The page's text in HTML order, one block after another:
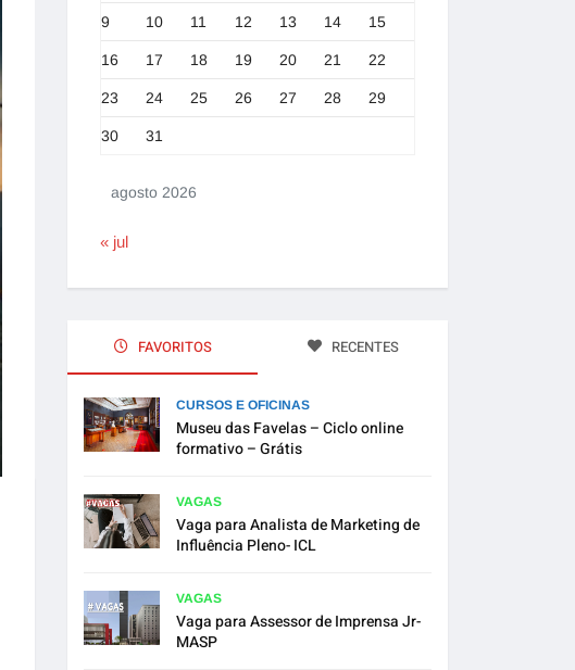
agosto 2026
9 10 11 12 13 14 15
16 17 18 19 20 21 22
23 24 25 26 27 28 29
30 31
« jul
FAVORITOS RECENTES
CURSOS E OFICINAS
Museu das Favelas – Ciclo online
formativo – Grátis
VAGAS
Vaga para Analista de Marketing de
Influência Pleno- ICL
VAGAS
Vaga para Assessor de Imprensa Jr-
MASP